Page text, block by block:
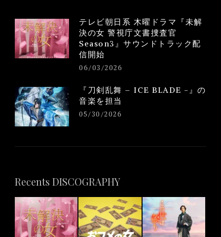
テレビ朝日系 木曜ドラマ『未解
決の女 警視庁文書捜査官
Season3』サウンドトラック配
信開始
06/03/2026
『刀剣乱舞 – ICE BLADE -』の
音楽を担当
05/30/2026
Recents DISCOGRAPHY